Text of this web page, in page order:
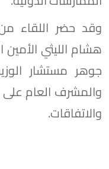
وقد حضر اللقاء من
هشام الليثي الأمين
جوهر مستشار
والمشرف العام على
والاتفاقات.